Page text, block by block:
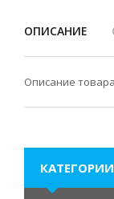
ОПИСАНИЕ
Описание
КАТЕГОРИИ